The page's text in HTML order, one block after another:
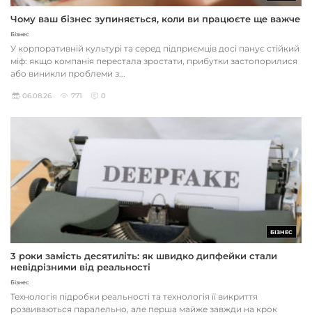
Чому ваш бізнес зупиняється, коли ви працюєте ще важче
Бізнес
У корпоративній культурі та серед підприємців досі панує стійкий
міф: якщо компанія перестала зростати, прибутки застопорилися
або виникли проблеми з...
06.08.26 771 0
БІЗНЕС
3 роки замість десятиліть: як швидко дипфейки стали
невідрізними від реальності
Бізнес
Технологія підробки реальності та технологія її викриття
розвиваються паралельно, але перша майже завжди на крок